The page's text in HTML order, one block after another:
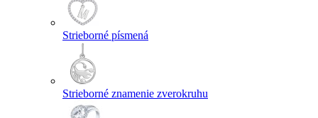
Strieborné písmená
Strieborné znamenie zverokruhu